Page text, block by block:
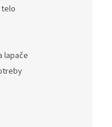
lapače